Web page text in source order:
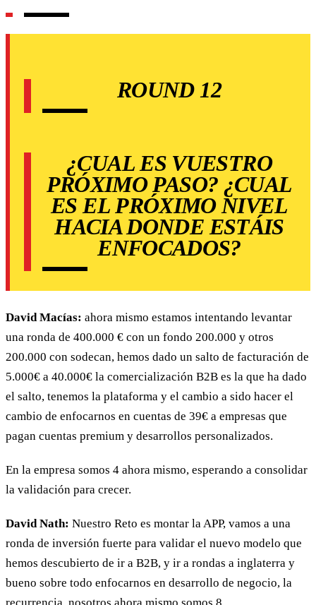
ROUND 12
¿CUAL ES VUESTRO
PRÓXIMO PASO? ¿CUAL
ES EL PRÓXIMO NIVEL
HACIA DONDE ESTÁIS
ENFOCADOS?
David Macías: ahora mismo estamos intentando levantar
una ronda de 400.000 € con un fondo 200.000 y otros
200.000 con sodecan, hemos dado un salto de facturación de
5.000€ a 40.000€ la comercialización B2B es la que ha dado
el salto, tenemos la plataforma y el cambio a sido hacer el
cambio de enfocarnos en cuentas de 39€ a empresas que
pagan cuentas premium y desarrollos personalizados.
En la empresa somos 4 ahora mismo, esperando a consolidar
la validación para crecer.
David Nath: Nuestro Reto es montar la APP, vamos a una
ronda de inversión fuerte para validar el nuevo modelo que
hemos descubierto de ir a B2B, y ir a rondas a inglaterra y
bueno sobre todo enfocarnos en desarrollo de negocio, la